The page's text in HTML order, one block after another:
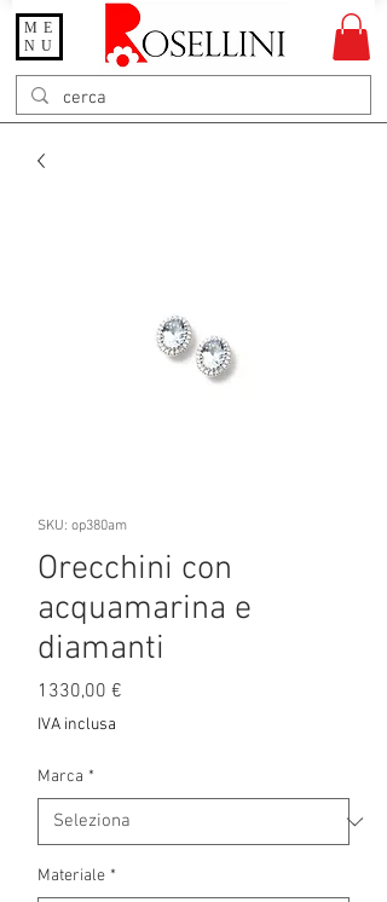
Gioielleria Rosellini
Rosellini online
ME
NU
SKU: op380am
Orecchini con
acquamarina e
diamanti
1330,00 €
IVA inclusa
Marca *
Materiale *